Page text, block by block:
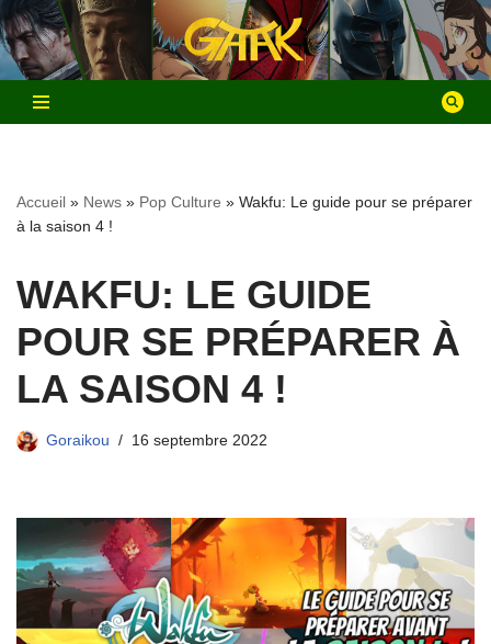
Aller
au
contenu
Accueil » News » Pop Culture » Wakfu: Le guide pour se préparer
à la saison 4 !
WAKFU: LE GUIDE
POUR SE PRÉPARER À
LA SAISON 4 !
Goraikou 16 septembre 2022